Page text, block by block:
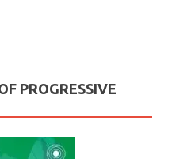
PROGRESSIVE